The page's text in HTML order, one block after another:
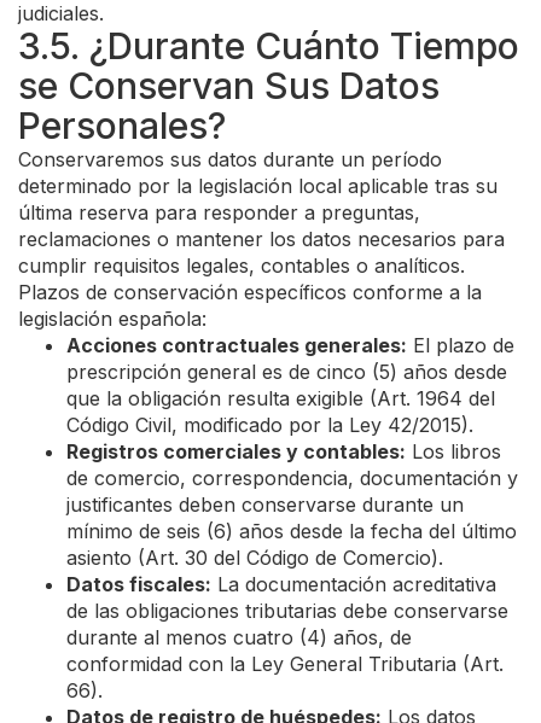
judiciales.
3.5. ¿Durante Cuánto Tiempo
se Conservan Sus Datos
Personales?
Conservaremos sus datos durante un período
determinado por la legislación local aplicable tras su
última reserva para responder a preguntas,
reclamaciones o mantener los datos necesarios para
cumplir requisitos legales, contables o analíticos.
Plazos de conservación específicos conforme a la
legislación española:
Acciones contractuales generales: El plazo de
prescripción general es de cinco (5) años desde
que la obligación resulta exigible (Art. 1964 del
Código Civil, modificado por la Ley 42/2015).
Registros comerciales y contables: Los libros
de comercio, correspondencia, documentación y
justificantes deben conservarse durante un
mínimo de seis (6) años desde la fecha del último
asiento (Art. 30 del Código de Comercio).
Datos fiscales: La documentación acreditativa
de las obligaciones tributarias debe conservarse
durante al menos cuatro (4) años, de
conformidad con la Ley General Tributaria (Art.
66).
Datos de registro de huéspedes: Los datos